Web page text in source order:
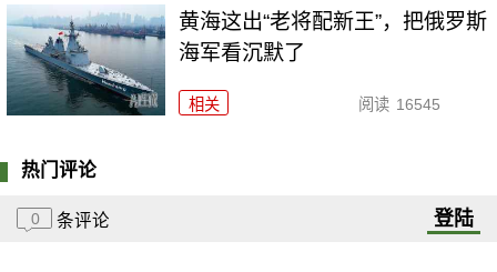
黄海这出“老将配新王”，把俄罗斯
海军看沉默了
相关 阅读 16545
热门评论
0 条评论 登陆